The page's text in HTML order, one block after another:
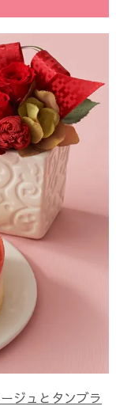
ジュとタンブラ